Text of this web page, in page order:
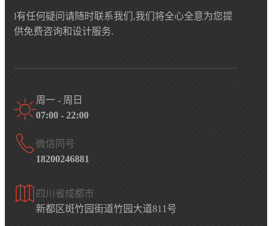
l有任何疑问请随时联系我们,我们将全心全意为您提
供免费咨询和设计服务.
周一 - 周日
07:00 - 22:00
微信同号
18200246881
四川省成都市
新都区斑竹园街道竹园大道811号